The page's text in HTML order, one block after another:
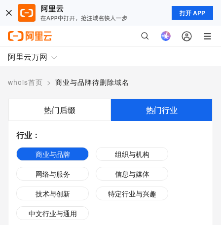
打开 APP
阿里云万网
whois首页 > 商业与品牌待删除域名
热门后缀 热门行业
行业 ：
商业与品牌
组织与机构
网络与服务
信息与媒体
技术与创新
特定行业与兴趣
中文行业与通用